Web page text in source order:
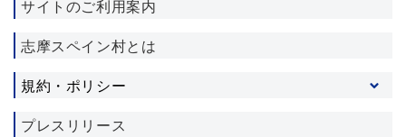
サイトのご利用案内
志摩スペイン村とは
規約・ポリシー
プライバシーポリシー
プレスリリース